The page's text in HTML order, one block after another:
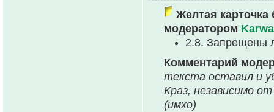
Желтая карточка
модератором
2.8. Запрещены
Комментарий
текста оставил и
Краз, независимо
(имхо)